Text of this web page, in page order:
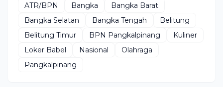
ATR/BPN Bangka
Bangka Barat
Bangka Selatan
Bangka Tengah
Belitung
Belitung Timur
BPN Pangkalpinang
Kuliner
Loker Babel
Nasional
Olahraga
Pangkalpinang